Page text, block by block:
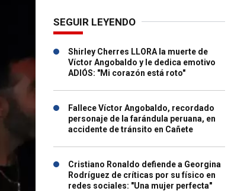
SEGUIR LEYENDO
Shirley Cherres LLORA la muerte de
Víctor Angobaldo y le dedica emotivo
ADIÓS: "Mi corazón está roto"
Fallece Víctor Angobaldo, recordado
personaje de la farándula peruana, en
accidente de tránsito en Cañete
Cristiano Ronaldo defiende a Georgina
Rodríguez de críticas por su físico en
redes sociales: "Una mujer perfecta"